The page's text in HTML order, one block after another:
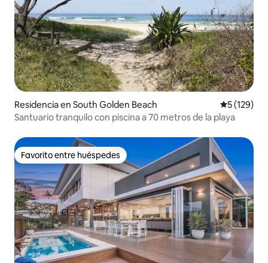
Residencia en South Golden Beach
5 (129)
Santuario tranquilo con piscina a 70 metros de la playa
Favorito entre huéspedes
Favorito entre huéspedes